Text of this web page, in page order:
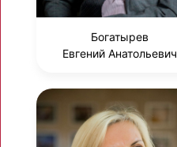
Богатырев
Евгений Анатольевич